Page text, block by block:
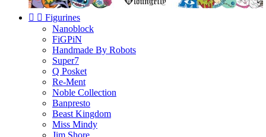
  Figurines
Nanoblock
FiGPiN
Handmade By Robots
Super7
Q Posket
Re-Ment
Noble Collection
Banpresto
Beast Kingdom
Miss Mindy
Jim Shore